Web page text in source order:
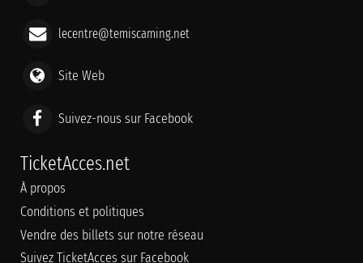
lecentre@temiscaming.net
Site Web
Suivez-nous sur Facebook
TicketAcces.net
À propos
Conditions et politiques
Vendre des billets sur notre réseau
Suivez TicketAcces sur Facebook